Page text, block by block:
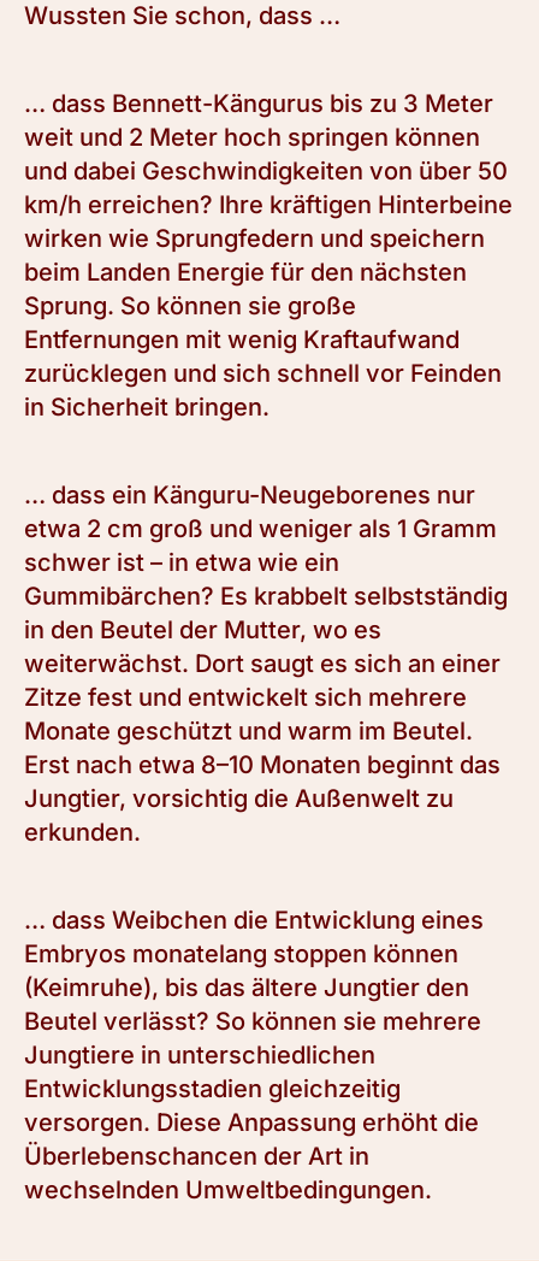
Wussten Sie schon, dass …
… dass Bennett-Kängurus bis zu 3 Meter
weit und 2 Meter hoch springen können
und dabei Geschwindigkeiten von über 50
km/h erreichen? Ihre kräftigen Hinterbeine
wirken wie Sprungfedern und speichern
beim Landen Energie für den nächsten
Sprung. So können sie große
Entfernungen mit wenig Kraftaufwand
zurücklegen und sich schnell vor Feinden
in Sicherheit bringen.
… dass ein Känguru-Neugeborenes nur
etwa 2 cm groß und weniger als 1 Gramm
schwer ist – in etwa wie ein
Gummibärchen? Es krabbelt selbstständig
in den Beutel der Mutter, wo es
weiterwächst. Dort saugt es sich an einer
Zitze fest und entwickelt sich mehrere
Monate geschützt und warm im Beutel.
Erst nach etwa 8–10 Monaten beginnt das
Jungtier, vorsichtig die Außenwelt zu
erkunden.
… dass Weibchen die Entwicklung eines
Embryos monatelang stoppen können
(Keimruhe), bis das ältere Jungtier den
Beutel verlässt? So können sie mehrere
Jungtiere in unterschiedlichen
Entwicklungsstadien gleichzeitig
versorgen. Diese Anpassung erhöht die
Überlebenschancen der Art in
wechselnden Umweltbedingungen.